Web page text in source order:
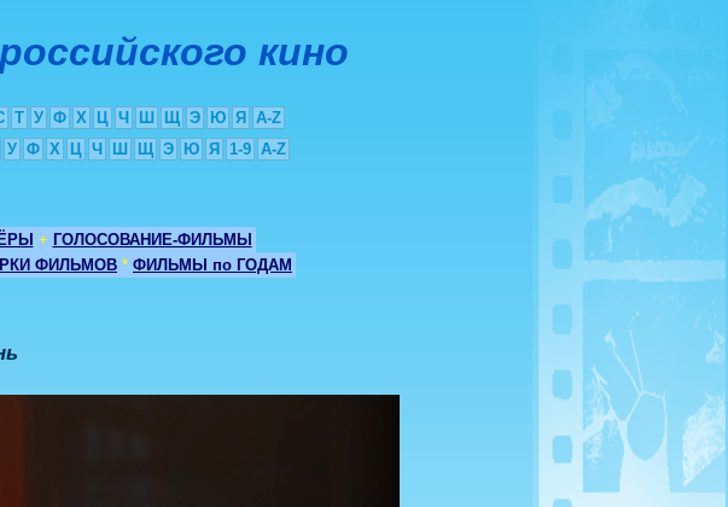
кино
Т У Ф Х Ц Ч Ш Щ Э Ю Я
A-Z
У Ф Х Ц Ч Ш Щ Э Ю Я 1-9 A-Z
+ ГОЛОСОВАНИЕ-ФИЛЬМЫ
ФИЛЬМОВ * ФИЛЬМЫ по ГОДАМ